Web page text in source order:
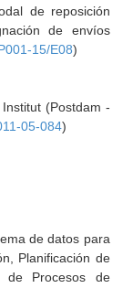
de reposición
de envíos
15/E08)
(Postdam -
05-084)
de datos para
Planificación de
de Procesos de